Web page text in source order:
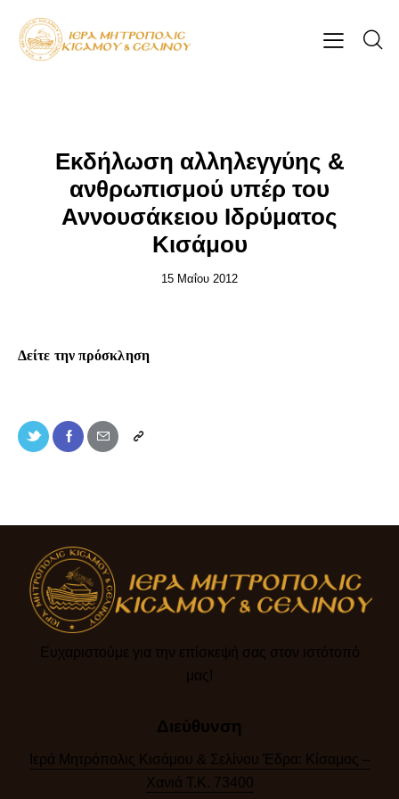
Εκδήλωση αλληλεγγύης &
ανθρωπισμού υπέρ του
Αννουσάκειου Ιδρύματος
Κισάμου
15 Μαΐου 2012
Δείτε την πρόσκληση
Ευχαριστούμε για την επίσκεψή σας στον ιστότοπό
μας!​
Διεύθυνση
Ιερά Μητρόπολις Κισάμου & Σελίνου Έδρα: Κίσαμος –
Χανιά Τ.Κ. 73400